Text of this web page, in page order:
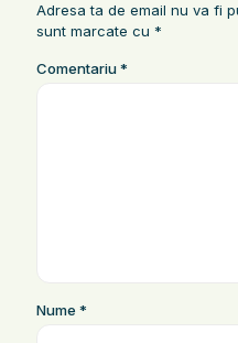
Adresa ta de email nu va fi
sunt marcate cu *
Comentariu*
Nume *